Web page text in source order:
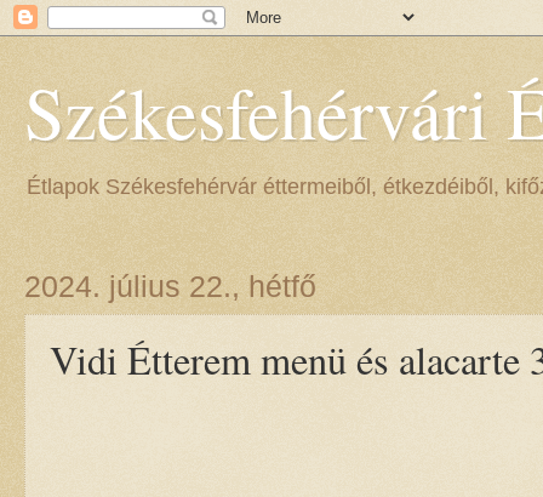
Székesfehérvári
Étlapok Székesfehérvár éttermeiből, étkezdéiből,
2024. július 22., hétfő
Vidi Étterem menü és alacarte